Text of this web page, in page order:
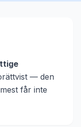
— den
får inte